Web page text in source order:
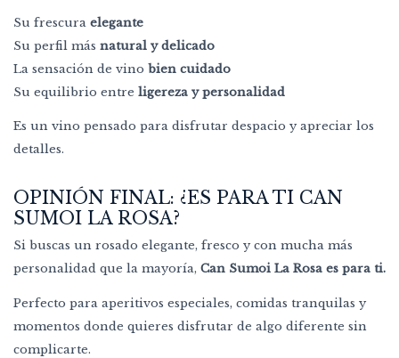
Su frescura elegante
Su perfil más natural y delicado
La sensación de vino bien cuidado
Su equilibrio entre ligereza y personalidad
Es un vino pensado para disfrutar despacio y apreciar los
detalles.
OPINIÓN FINAL: ¿ES PARA TI CAN
SUMOI LA ROSA?
Si buscas un rosado elegante, fresco y con mucha más
personalidad que la mayoría, Can Sumoi La Rosa es para ti.
Perfecto para aperitivos especiales, comidas tranquilas y
momentos donde quieres disfrutar de algo diferente sin
complicarte.